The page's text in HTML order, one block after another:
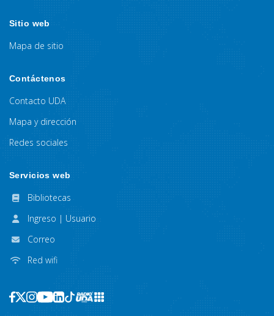
Sitio web
Mapa de sitio
Contáctenos
Contacto UDA
Mapa y dirección
Redes sociales
Servicios web
Bibliotecas
Ingreso | Usuario
Correo
Red wifi